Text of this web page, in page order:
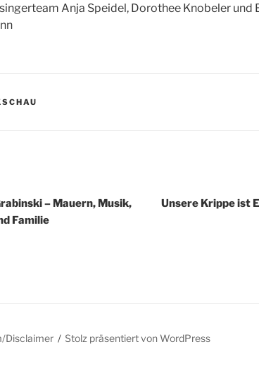
Anja Speidel, Dorothee Knobeler und
– Mauern, Musik,
Familie
Unsere Krippe ist
Disclaimer Stolz präsentiert von WordPress